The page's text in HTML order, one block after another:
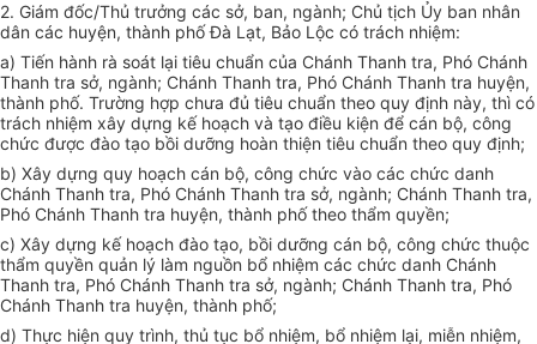
2. Giám đốc/Thủ trưởng các sở, ban, ngành; Chủ tịch Ủy ban nhân
dân các huyện, thành phố Đà Lạt, Bảo Lộc có trách nhiệm:
a) Tiến hành rà soát lại tiêu chuẩn của Chánh Thanh tra, Phó Chánh
Thanh tra sở, ngành; Chánh Thanh tra, Phó Chánh Thanh tra huyện,
thành phố. Trường hợp chưa đủ tiêu chuẩn theo quy định này, thì có
trách nhiệm xây dựng kế hoạch và tạo điều kiện để cán bộ, công
chức được đào tạo bồi dưỡng hoàn thiện tiêu chuẩn theo quy định;
b) Xây dựng quy hoạch cán bộ, công chức vào các chức danh
Chánh Thanh tra, Phó Chánh Thanh tra sở, ngành; Chánh Thanh tra,
Phó Chánh Thanh tra huyện, thành phố theo thẩm quyền;
c) Xây dựng kế hoạch đào tạo, bồi dưỡng cán bộ, công chức thuộc
thẩm quyền quản lý làm nguồn bổ nhiệm các chức danh Chánh
Thanh tra, Phó Chánh Thanh tra sở, ngành; Chánh Thanh tra, Phó
Chánh Thanh tra huyện, thành phố;
d) Thực hiện quy trình, thủ tục bổ nhiệm, bổ nhiệm lại, miễn nhiệm,